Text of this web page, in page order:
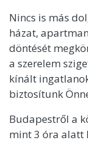
Nincs is más
házat,
döntését
a szerelem
kínált
biztosítunk
Budapestről a
mint 3 óra alatt